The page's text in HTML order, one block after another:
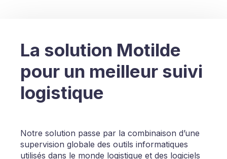
La solution Motilde
pour un meilleur suivi
logistique
Notre solution passe par la combinaison d’une
supervision globale des outils informatiques
utilisés dans le monde logistique et des logiciels